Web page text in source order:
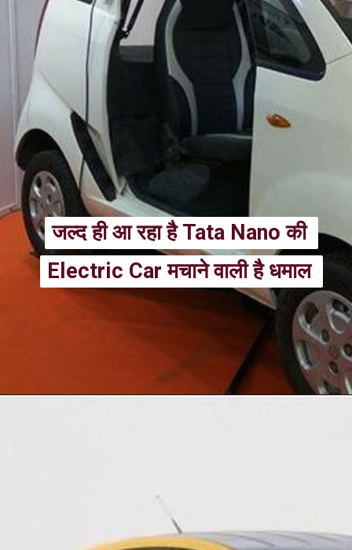
जल्द ही आ रहा है Tata Nano की
Electric Car मचाने वाली है धमाल
जल्द ही आ रहा है Tata Nano की
Electric Car मचाने वाली है धमाल